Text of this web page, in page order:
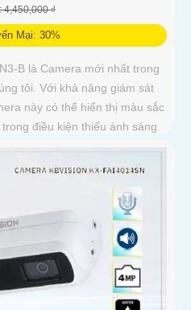
4,450,000 ₫
Mại: 30%
B là Camera mới nhất trong
tôi. Với khả năng giám sát
này có thể hiển thị màu sắc
điều kiện thiếu ánh sáng